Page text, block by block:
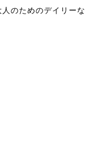
のためのデイリーな